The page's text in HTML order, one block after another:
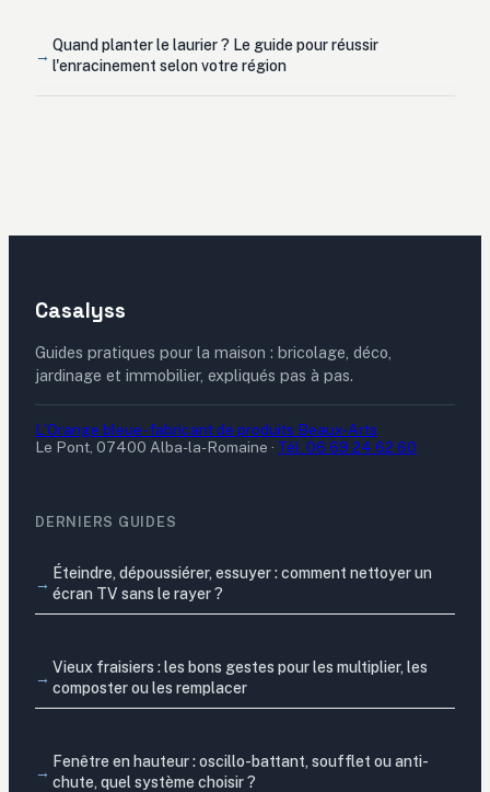
Quand planter le laurier ? Le guide pour réussir
l'enracinement selon votre région
Casalyss
Guides pratiques pour la maison : bricolage, déco,
jardinage et immobilier, expliqués pas à pas.
L'Orange bleue - fabricant de produits Beaux-Arts
Le Pont, 07400 Alba-la-Romaine · Tél. 06 69 24 62 60
DERNIERS GUIDES
Éteindre, dépoussiérer, essuyer : comment nettoyer un
écran TV sans le rayer ?
Vieux fraisiers : les bons gestes pour les multiplier, les
composter ou les remplacer
Fenêtre en hauteur : oscillo-battant, soufflet ou anti-
chute, quel système choisir ?